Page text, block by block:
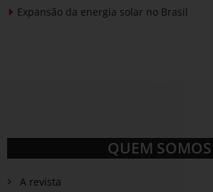
Expansão da energia solar no Brasil
QUEM SOMOS
A revista